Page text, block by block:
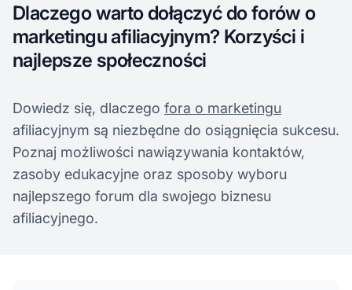
Dlaczego warto dołączyć do forów o
marketingu afiliacyjnym? Korzyści i
najlepsze społeczności
Dowiedz się, dlaczego fora o marketingu
afiliacyjnym są niezbędne do osiągnięcia sukcesu.
Poznaj możliwości nawiązywania kontaktów,
zasoby edukacyjne oraz sposoby wyboru
najlepszego forum dla swojego biznesu
afiliacyjnego.